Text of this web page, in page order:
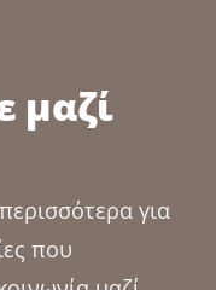
μαζί
για
που